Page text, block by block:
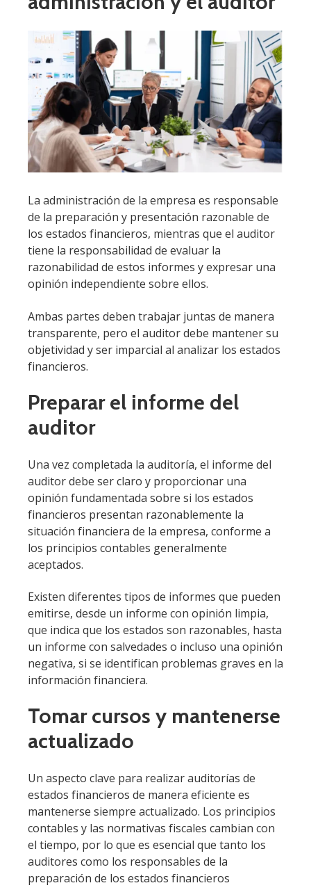
La administración de la empresa es responsable
de la preparación y presentación razonable de
los estados financieros, mientras que el auditor
tiene la responsabilidad de evaluar la
razonabilidad de estos informes y expresar una
opinión independiente sobre ellos.
Ambas partes deben trabajar juntas de manera
transparente, pero el auditor debe mantener su
objetividad y ser imparcial al analizar los estados
financieros.
Preparar el informe del
auditor
Una vez completada la auditoría, el informe del
auditor debe ser claro y proporcionar una
opinión fundamentada sobre si los estados
financieros presentan razonablemente la
situación financiera de la empresa, conforme a
los principios contables generalmente
aceptados.
Existen diferentes tipos de informes que pueden
emitirse, desde un informe con opinión limpia,
que indica que los estados son razonables, hasta
un informe con salvedades o incluso una opinión
negativa, si se identifican problemas graves en la
información financiera.
Tomar cursos y mantenerse
actualizado
Un aspecto clave para realizar auditorías de
estados financieros de manera eficiente es
mantenerse siempre actualizado. Los principios
contables y las normativas fiscales cambian con
el tiempo, por lo que es esencial que tanto los
auditores como los responsables de la
preparación de los estados financieros